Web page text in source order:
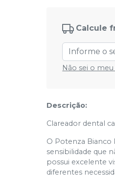
Calcule
Não sei o meu
Descrição:
Clareador dental
O Potenza Bianco
sensibilidade que
possui excelente
diferentes